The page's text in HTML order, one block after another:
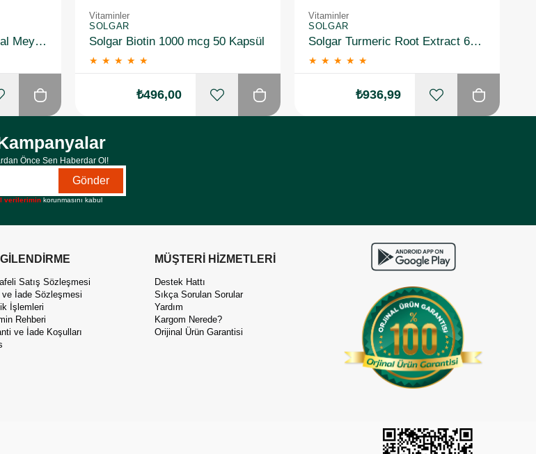
Solgar Kangavites Tropikal Meyve Aromalı 60 Tablet
Vitaminler
SOLGAR
Solgar Biotin 1000 mcg 50 Kapsül
★ ★ ★ ★ ★
₺496,00
Vitaminler
SOLGAR
Solgar Turmeric Root Extract 60 Kapsül
★ ★ ★ ★ ★
₺936,99
Önce Sen Haberdar Ol!
Gönder
verilerimin korunmasını kabul
Satış Sözleşmesi
ve İade Sözleşmesi
İşlemleri
Rehberi
ve İade Koşulları
MÜŞTERİ HİZMETLERİ
Destek Hattı
Sıkça Sorulan Sorular
Yardım
Kargom Nerede?
Orijinal Ürün Garantisi